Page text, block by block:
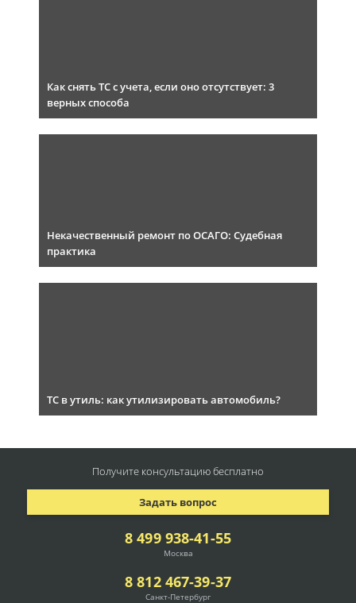
Как снять ТС с учета, если оно отсутствует: 3
верных способа
Некачественный ремонт по ОСАГО: Судебная
практика
ТС в утиль: как утилизировать автомобиль?
8 499 938-41-55
Москва
8 812 467-39-37
Санкт-Петербург
Задать вопрос
Получите консультациюбесплатно